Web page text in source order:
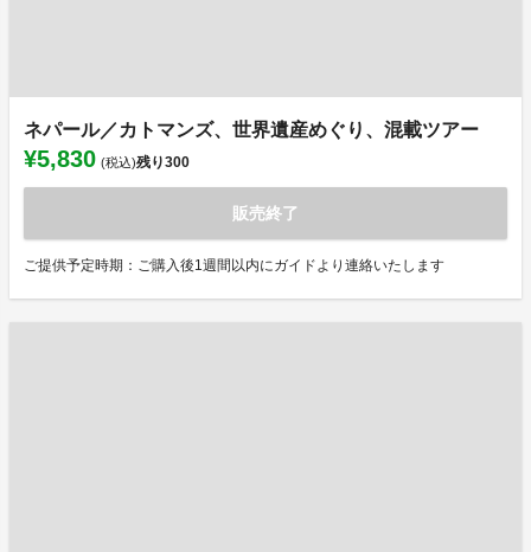
ネパール／カトマンズ、世界遺産めぐり、混載ツアー
¥5,830 (税込)残り300
販売終了
ご提供予定時期：ご購入後1週間以内にガイドより連絡いたします